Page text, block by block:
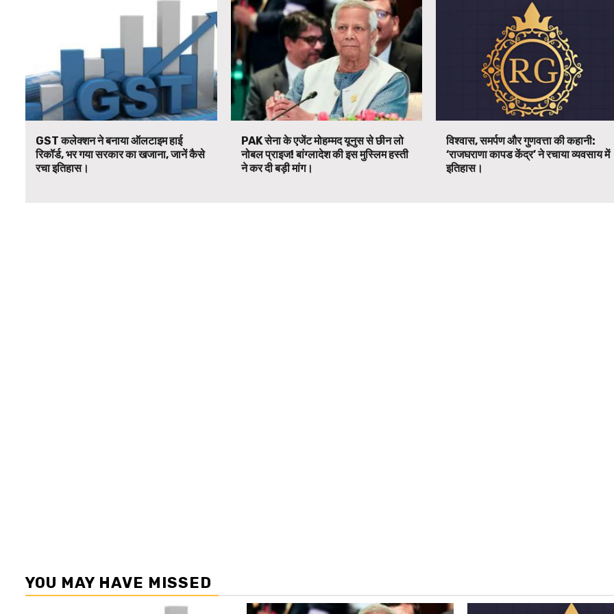
GST कलेक्शन ने बनाया ऑलटाइम हाई
रिकॉर्ड, भर गया सरकार का खजाना, जानें कैसे
रचा इतिहास।
PAK सेना के एजेंट मोहम्मद यूनुस से छीन लो
नोबल प्राइज! बांग्लादेश की इस मुस्लिम हस्ती
ने कर दी बड़ी मांग।
विश्वास, समर्पण और गुणवत्ता की कहानी:
‘राजघराणा कापड केंद्र’ ने रचाया व्यवसाय में
इतिहास।
YOU MAY HAVE MISSED